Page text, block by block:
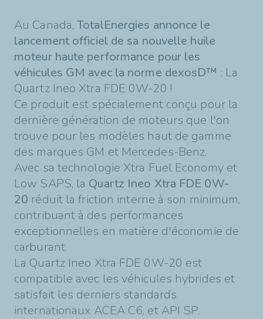
Au Canada,TotalEnergies annonce le
lancement officiel de sa nouvelle huile
moteur haute performance pour les
véhicules GM avec la norme dexosD™ : La
Quartz Ineo Xtra FDE 0W-20 !
Ce produit est spécialement conçu pour la
dernière génération de moteurs que l'on
trouve pour les modèles haut de gamme
des marques GM et Mercedes-Benz.
Avec sa technologie Xtra Fuel Economy et
Low SAPS, la Quartz Ineo Xtra FDE 0W-
20 réduit la friction interne à son minimum,
contribuant à des performances
exceptionnelles en matière d'économie de
carburant.
La Quartz Ineo Xtra FDE 0W-20 est
compatible avec les véhicules hybrides et
satisfait les derniers standards
internationaux ACEA C6, et API SP.